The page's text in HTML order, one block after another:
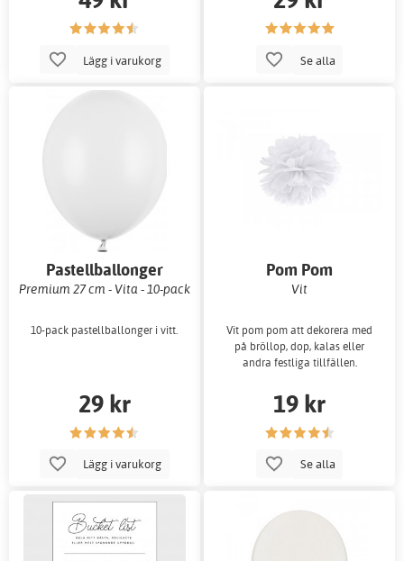
Lägg i varukorg Se alla
Pastellballonger
Premium 27 cm - Vita - 10-pack
10-pack pastellballonger i vitt.
29 kr
Lägg i varukorg
Pom Pom
Vit
Vit pom pom att dekorera med
på bröllop, dop, kalas eller
andra festliga tillfällen.
19 kr
Se alla